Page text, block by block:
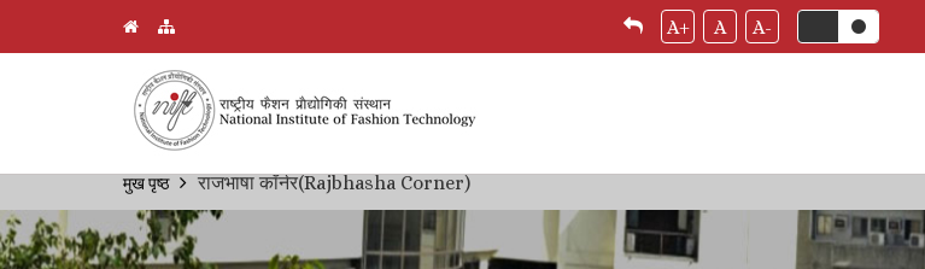
Skip
main
content
A+ A A-
Breadcrumb
मुख पृष्ठ राजभाषा कॉर्नर(Rajbhasha Corner)